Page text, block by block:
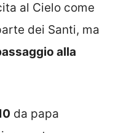
al Cielo come
dei Santi, ma
alla
da papa